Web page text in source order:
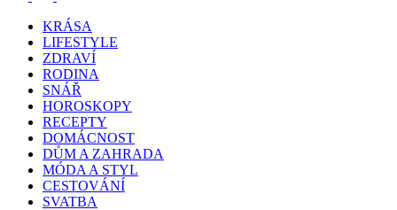
KRÁSA
LIFESTYLE
ZDRAVÍ
RODINA
SNÁŘ
HOROSKOPY
RECEPTY
DOMÁCNOST
DŮM A ZAHRADA
MÓDA A STYL
CESTOVÁNÍ
SVATBA